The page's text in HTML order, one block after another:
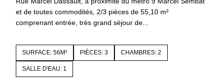
et de toutes commodités, 2/3 pièces de 55,10 m²
comprenant entrée, très grand séjour de...
SURFACE: 56M² PIÈCES: 3 CHAMBRES: 2
SALLE D'EAU: 1